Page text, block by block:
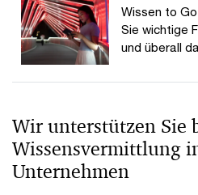
Wissen to
Sie wichtige
und überall
Wir unterstützen Sie
Wissensvermittlung
Unternehmen